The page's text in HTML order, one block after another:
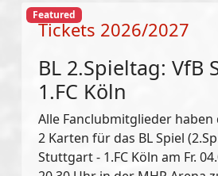
Featured
Tickets 2026/2027
BL 2.Spieltag: VfB
1.FC Köln
Alle Fanclubmitglieder
2 Karten für das BL Spiel
Stuttgart - 1.FC Köln am Fr.